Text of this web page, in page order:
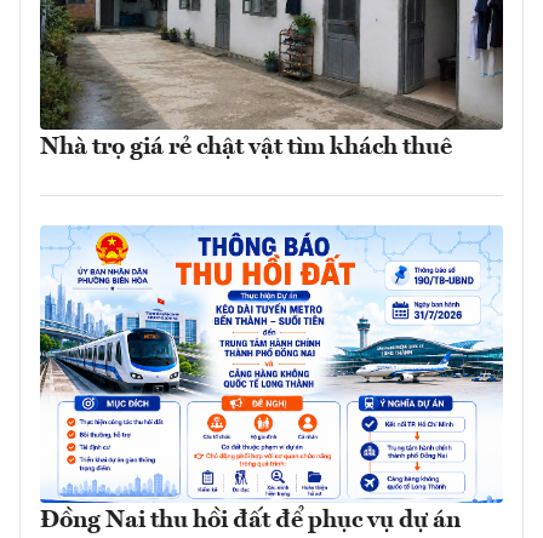
Nhà trọ giá rẻ chật vật tìm khách thuê
Đồng Nai thu hồi đất để phục vụ dự án